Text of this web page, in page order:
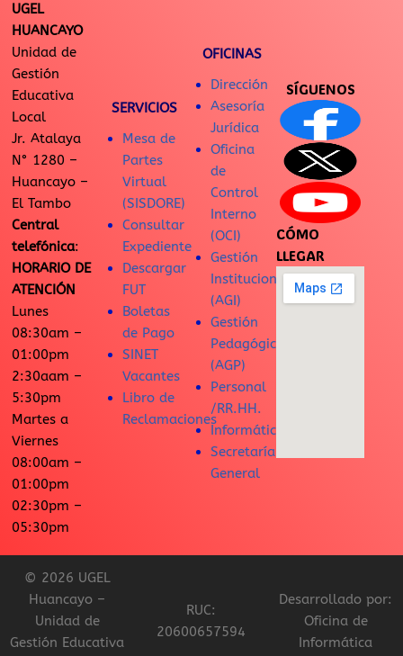
UGEL
HUANCAYO
Unidad de
Gestión
Educativa
Local
Jr. Atalaya
N° 1280 –
Huancayo –
El Tambo
Central
telefónica:
HORARIO DE
ATENCIÓN
Lunes
08:30am –
01:00pm
2:30aam –
5:30pm
Martes a
Viernes
08:00am –
01:00pm
02:30pm –
05:30pm
SERVICIOS
Mesa de
Partes
Virtual
(SISDORE)
Consultar
Expediente
Descargar
FUT
Boletas
de Pago
SINET
Vacantes
Libro de
Reclamaciones
OFICINAS
Dirección
Asesoría
Jurídica
Oficina
de
Control
Interno
(OCI)
Gestión
Institucional
(AGI)
Gestión
Pedagógica
(AGP)
Personal
/RR.HH.
Informática
Secretaría
General
SÍGUENOS
CÓMO
LLEGAR
© 2026 UGEL
Huancayo –
Unidad de
Gestión Educativa
RUC:
20600657594
Desarrollado por:
Oficina de
Informática